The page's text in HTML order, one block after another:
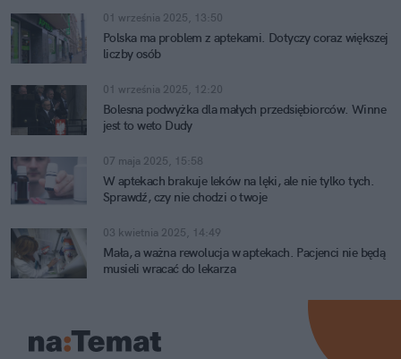
01 września 2025, 13:50
Polska ma problem z aptekami. Dotyczy coraz większej
liczby osób
01 września 2025, 12:20
Bolesna podwyżka dla małych przedsiębiorców. Winne
jest to weto Dudy
07 maja 2025, 15:58
W aptekach brakuje leków na lęki, ale nie tylko tych.
Sprawdź, czy nie chodzi o twoje
03 kwietnia 2025, 14:49
Mała, a ważna rewolucja w aptekach. Pacjenci nie będą
musieli wracać do lekarza